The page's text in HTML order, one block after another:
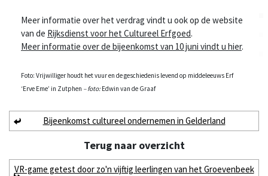
Meer informatie over het verdrag vindt u ook op de website
van de Rijksdienst voor het Cultureel Erfgoed.
Meer informatie over de bijeenkomst van 10 juni vindt u hier.
Foto: Vrijwilliger houdt het vuur en de geschiedenis levend op middeleeuws Erf
‘Erve Eme’ in Zutphen – foto:Edwin van de Graaf
Bijeenkomst cultureel ondernemen in Gelderland
Terug naaroverzicht
VR-game getest door zo'n vijftig leerlingen van het Groevenbeek